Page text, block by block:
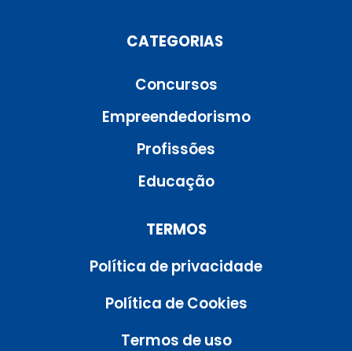
CATEGORIAS
Concursos
Empreendedorismo
Profissões
Educação
TERMOS
Política de privacidade
Política de Cookies
Termos de uso